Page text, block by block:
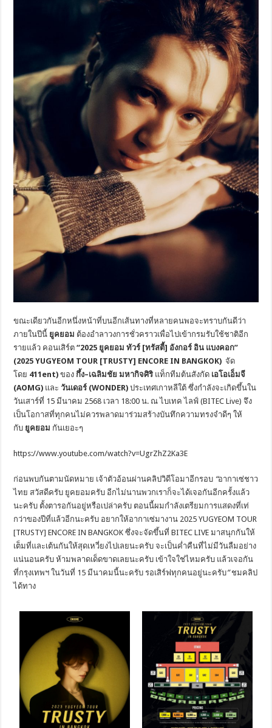
ขณะเดียวกันอีกหนึ่งหน้าที่บนอีกเส้นทางที่หลายคนพอจะทราบกันดีว่า
ภายในปีนี้ ยูคยอม ต้องอำลาวงการชั่วคราวเพื่อไปเข้ากรมรับใช้ชาติอีก
รายแล้ว คอนเสิร์ต“2025 ยูคยอม ทัวร์ [ทรัสตี้] อังกอร์ อิน แบงคอก”
(2025 YUGYEOM TOUR [TRUSTY] ENCORE IN BANGKOK) จัด
โดย 411ent) ของกึ้ง–เฉลิมชัย มหากิจศิริ แท็กทีมต้นสังกัด เอโอเอ็มจี
(AOMG) และวันเดอร์ (WONDER) ประเทศเกาหลีใต้ ซึ่งกำลังจะเกิดขึ้นใน
วันเสาร์ที่ 15 มีนาคม 2568 เวลา 18:00 น. ณ ไบเทค ไลฟ์ (BITEC Live) จึง
เป็นโอกาสที่ทุกคนไม่ควรพลาดมาร่วมสร้างบันทึกความทรงจำดีๆ ให้
กับ ยูคยอม กันเยอะๆ
https://www.youtube.com/watch?v=UgrZhZ2Ka3E
ก่อนพบกันตามนัดหมาย เจ้าตัวอ้อนผ่านคลิปวิดีโอมาอีกรอบ “อากาเซ่ชาว
ไทย สวัสดีครับ ยูคยอมครับ อีกไม่นานพวกเราก็จะได้เจอกันอีกครั้งแล้ว
นะครับ ตั้งตารอกันอยู่หรือเปล่าครับ ตอนนี้ผมกำลังเตรียมการแสดงที่เท่
กว่าของปีที่แล้วอีกนะครับ อยากให้อากาเซ่มางาน 2025 YUGYEOM TOUR
[TRUSTY] ENCORE IN BANGKOK ซึ่งจะจัดขึ้นที่ BITEC LIVE มาสนุกกันให้
เต็มที่และเต้นกันให้สุดเหวี่ยงไปเลยนะครับ จะเป็นค่ำคืนที่ไม่มีวันลืมอย่าง
แน่นอนครับ ห้ามพลาดเด็ดขาดเลยนะครับ เข้าใจใช่ไหมครับ แล้วเจอกัน
ที่กรุงเทพฯ ในวันที่ 15 มีนาคมนี้นะครับ รอเสิร์ฟทุกคนอยู่นะครับ”ชมคลิป
ได้ทาง